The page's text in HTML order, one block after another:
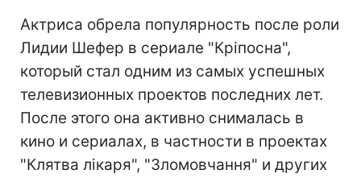
Актриса обрела популярность после роли
Лидии Шефер в сериале "Кріпосна",
который стал одним из самых успешных
телевизионных проектов последних лет.
После этого она активно снималась в
кино и сериалах, в частности в проектах
"Клятва лікаря", "Зломовчання" и других